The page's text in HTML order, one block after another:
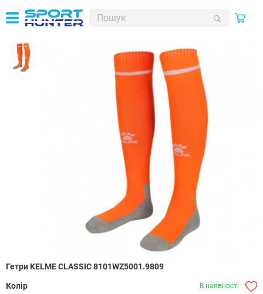
Гетри KELME CLASSIC 8101WZ5001.9809
В наявності
Колір